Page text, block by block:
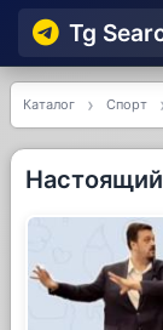
Tg
Каталог Спорт